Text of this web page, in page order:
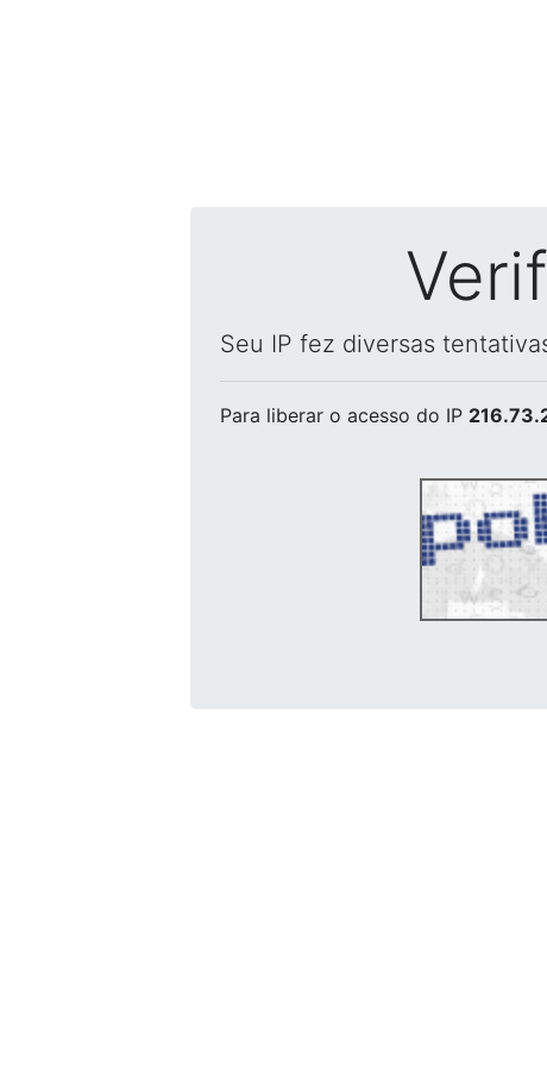
Seu IP fez diversas
Para liberar o acesso do IP